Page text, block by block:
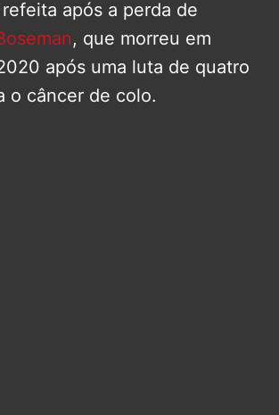
após a perda de
, que morreu em
após uma luta de quatro
o câncer de colo.